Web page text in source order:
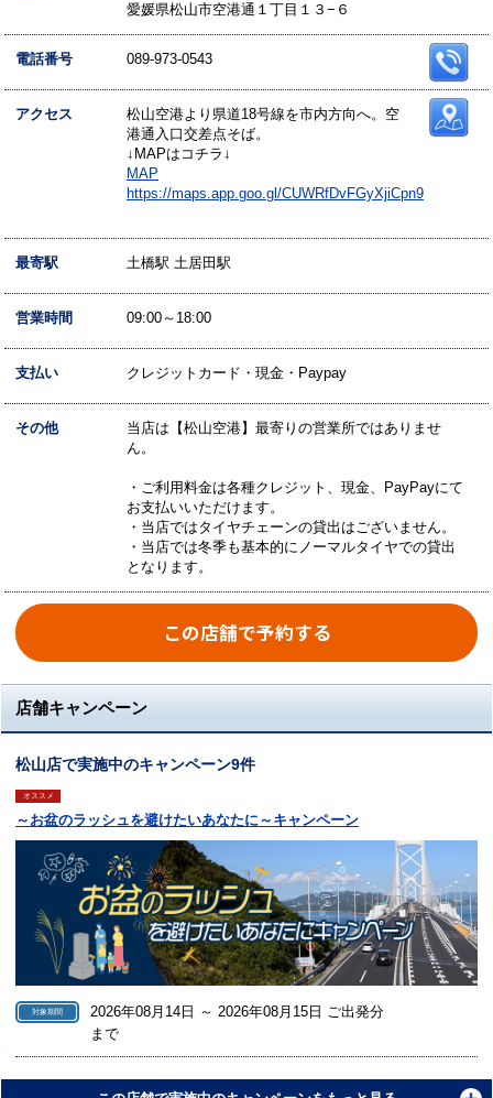
愛媛県松山市空港通１丁目１３−６
電話番号 089-973-0543
アクセス
松山空港より県道18号線を市内方向へ。空
港通入口交差点そば。
↓MAPはコチラ↓
MAP
https://maps.app.goo.gl/CUWRfDvFGyXjiCpn9
最寄駅 土橋駅 土居田駅
営業時間 09:00～18:00
支払い クレジットカード・現金・Paypay
その他
当店は【松山空港】最寄りの営業所ではありませ
ん。
・ご利用料金は各種クレジット、現金、PayPayにて
お支払いいただけます。
・当店ではタイヤチェーンの貸出はございません。
・当店では冬季も基本的にノーマルタイヤでの貸出
となります。
この店舗で予約する
店舗キャンペーン
松山店で実施中のキャンペーン9件
オススメ
～お盆のラッシュを避けたいあなたに～キャンペーン
対象期間
2026年08月14日 ～ 2026年08月15日 ご出発分
まで